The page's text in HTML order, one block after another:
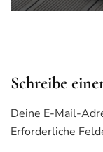
Schreibe
Deine E-Mail-
Erforderliche